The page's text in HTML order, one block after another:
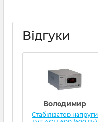
Відгуки
Володимир
Стабілізатор напруги